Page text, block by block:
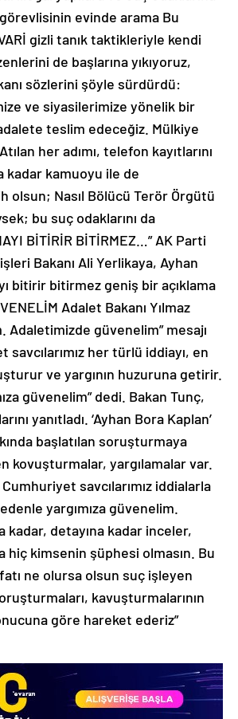
evinde arama Bu
gizli tanık taktikleriyle kendi
de başlarına yıkıyoruz,
sözlerini şöyle sürdürdü:
ve siyasilerimize yönelik bir
teslim edeceğiz. Mülkiye
her adımı, telefon kayıtlarını
kadar kamuoyu ile de
olsun; Nasıl Bölücü Terör Örgütü
bu suç odaklarını da
BİTİRİR BİTİRMEZ…” AK Parti
Bakanı Ali Yerlikaya, Ayhan
bitirir bitirmez geniş bir açıklama
Adalet Bakanı Yılmaz
güvenelim” mesajı
her türlü iddiayı, en
ve yargının huzuruna getirir.
güvenelim” dedi. Bakan Tunç,
yanıtladı. ‘Ayhan Bora Kaplan’
başlatılan soruşturmaya
kovuşturmalar, yargılamalar var.
savcılarımız iddialarla
yargımıza güvenelim.
kadar, detayına kadar inceler,
hiç kimsenin şüphesi olmasın. Bu
ne olursa olsun suç işleyen
kavuşturmalarının
göre hareket ederiz”